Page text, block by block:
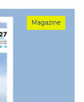
Magazine